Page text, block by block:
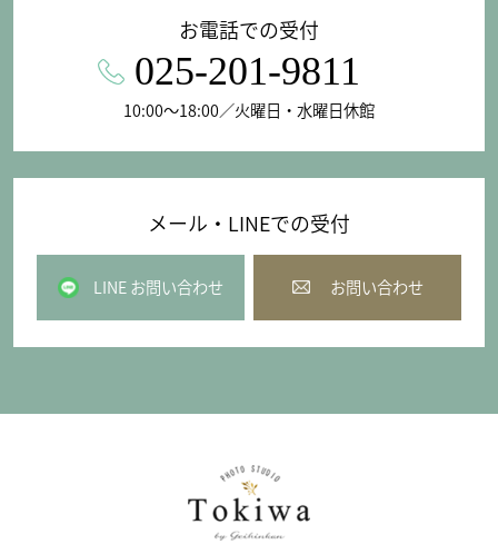
お電話での受付
025-201-9811
10:00〜18:00／火曜日・水曜日休館
メール・LINEでの受付
LINE お問い合わせ お問い合わせ